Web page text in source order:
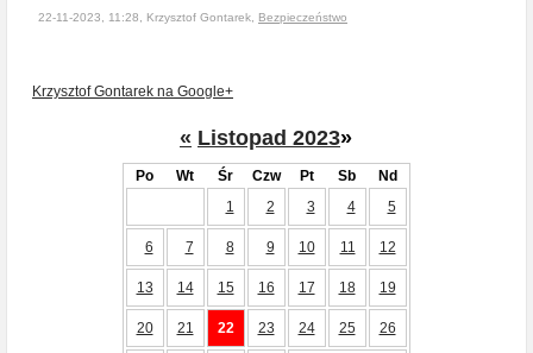
22-11-2023, 11:28, Krzysztof Gontarek, Bezpieczeństwo
Krzysztof Gontarek na Google+
« Listopad 2023»
Po Wt Śr Czw Pt Sb
Nd
1
2 3 4 5
6 7 8 9 10 11 12
13 14 15 16 17 18 19
20 21 22 23 24 25 26